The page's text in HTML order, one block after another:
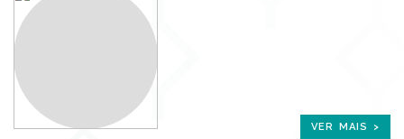
VER MAIS >